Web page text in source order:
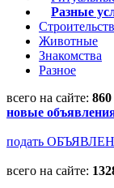
Разные
Животные
Знакомства
Разное
всего на сайте: 860
новые
подать
всего на сайте: